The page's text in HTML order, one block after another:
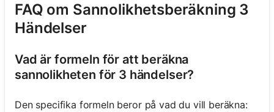
FAQ om Sannolikhetsberäkning 3
Händelser
Vad är formeln för att beräkna
sannolikheten för 3 händelser?
Den specifika formeln beror på vad du vill beräkna: